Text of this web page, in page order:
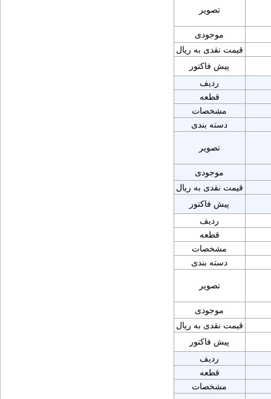
تصویر
موجودی
قیمت نقدی به ریال
پیش فاکتور
ردیف
قطعه
مشخصات
دسته بندی
تصویر
موجودی
قیمت نقدی به ریال
پیش فاکتور
ردیف
قطعه
مشخصات
دسته بندی
تصویر
موجودی
قیمت نقدی به ریال
پیش فاکتور
ردیف
قطعه
مشخصات